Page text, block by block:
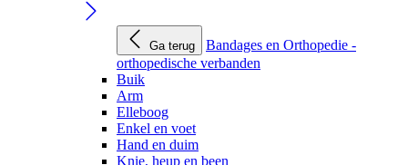
Ga terug
Bandages en Orthopedie -
orthopedische verbanden
Buik
Arm
Elleboog
Enkel en voet
Hand en duim
Knie, heup en been